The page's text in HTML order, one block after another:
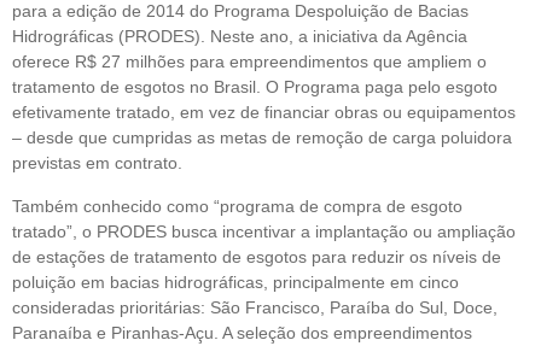
para a edição de 2014 do Programa Despoluição de Bacias
Hidrográficas (PRODES). Neste ano, a iniciativa da Agência
oferece R$ 27 milhões para empreendimentos que ampliem o
tratamento de esgotos no Brasil. O Programa paga pelo esgoto
efetivamente tratado, em vez de financiar obras ou equipamentos
– desde que cumpridas as metas de remoção de carga poluidora
previstas em contrato.
Também conhecido como “programa de compra de esgoto
tratado”, o PRODES busca incentivar a implantação ou ampliação
de estações de tratamento de esgotos para reduzir os níveis de
poluição em bacias hidrográficas, principalmente em cinco
consideradas prioritárias: São Francisco, Paraíba do Sul, Doce,
Paranaíba e Piranhas-Açu. A seleção dos empreendimentos